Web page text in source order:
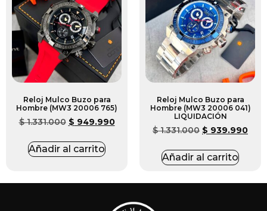
Reloj Mulco Buzo para
Hombre (MW3 20006 765)
$1.331.000 $ 949.990
Añadir al carrito
Reloj Mulco Buzo para
Hombre (MW3 20006 041)
LIQUIDACIÓN
$1.331.000 $ 939.990
Añadir al carrito